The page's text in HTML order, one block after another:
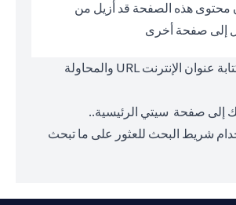
محتوى هذه الصفحة قد أُزيل من
إلى صفحة أخرى
يمكنك إعادة كتابة عنوان الإنترنت URL والمحاولة
إلى صفحة سيتي الرئيسية..
شريط البحث للعثور على ما تبحث